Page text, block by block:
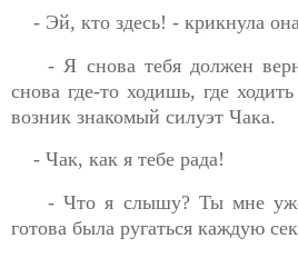
- Эй, кто здесь! - крикнула
- Я снова тебя должен
снова где-то ходишь, где
возник знакомый силуэт Чака.
- Чак, как я тебе рада!
- Что я слышу? Ты мне
готова была ругаться каждую